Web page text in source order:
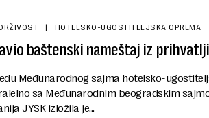
HOTELSKO-UGOSTITELJSKA OPREMA
baštenski nameštaj iz
Međunarodnog sajma hotelsko-
sa Međunarodnim beogradskim
JYSK izložila je...